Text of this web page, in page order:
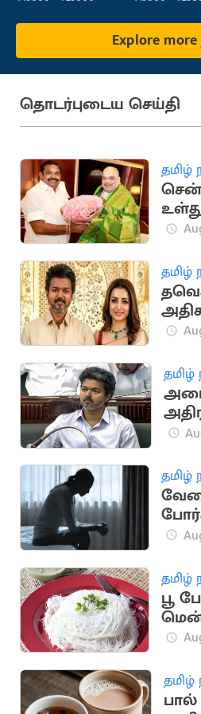
Explore
தொடர்புடைய செய்தி
தமிழ்
தமிழ்
தமிழ்
தமிழ்
தமிழ்
பூ
தமிழ்
பால்